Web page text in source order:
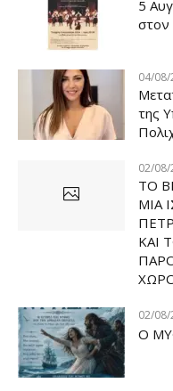
5
04/
της
02/
ΤΟ
ΜΙΑ
ΚΑΙ
02/
Ο